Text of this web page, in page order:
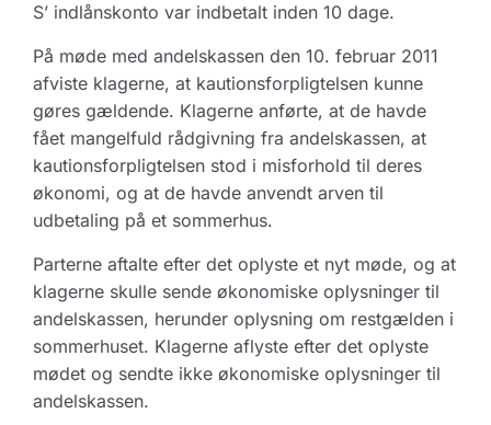
S’ indlånskonto var indbetalt inden 10 dage.
På møde med andelskassen den 10. februar 2011
afviste klagerne, at kautionsforpligtelsen kunne
gøres gældende. Klagerne anførte, at de havde
fået mangelfuld rådgivning fra andelskassen, at
kautionsforpligtelsen stod i misforhold til deres
økonomi, og at de havde anvendt arven til
udbetaling på et sommerhus.
Parterne aftalte efter det oplyste et nyt møde, og at
klagerne skulle sende økonomiske oplysninger til
andelskassen, herunder oplysning om restgælden i
sommerhuset. Klagerne aflyste efter det oplyste
mødet og sendte ikke økonomiske oplysninger til
andelskassen.